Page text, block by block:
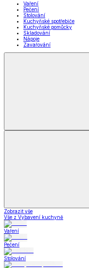
Vaření
Pečení
Stolování
Kuchyňské spotřebiče
Kuchyňské pomůcky
Skladování
Nápoje
Zavařování
Zobrazit vše
Vše z Vybavení kuchyně
Vaření
Pečení
Stolování